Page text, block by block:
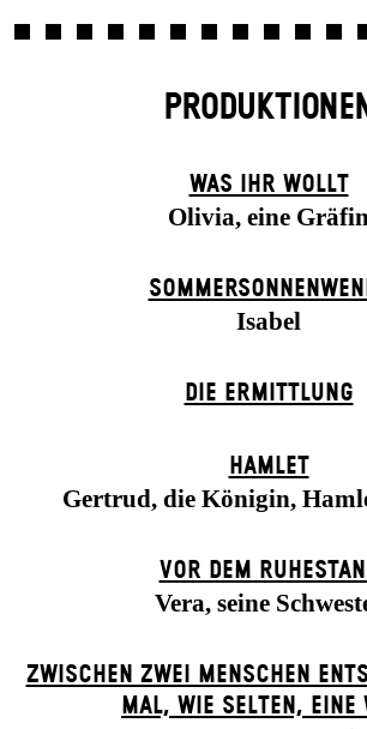
PRODUKTIONEN
WAS IHR WOLLT
Olivia, eine
Isabel
DIE ERMITTLUNG
HAMLET
Gertrud, die Königin,
VOR DEM
Vera, seine
ZWISCHEN ZWEI MENSCHEN
MAL, WIE SELTEN, EINE